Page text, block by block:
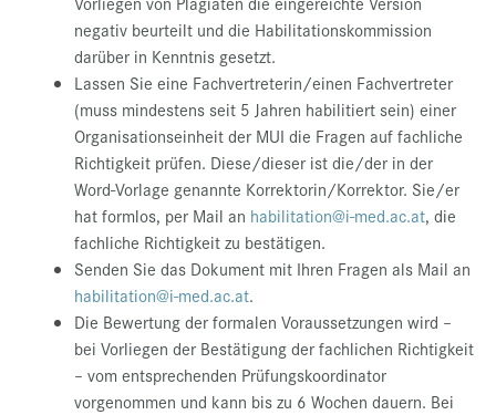
negativ beurteilt und die Habilitationskommission
darüber in Kenntnis gesetzt.
Lassen Sie eine Fachvertreterin/einen Fachvertreter
(muss mindestens seit 5 Jahren habilitiert sein) einer
Organisationseinheit der MUI die Fragen auf fachliche
Richtigkeit prüfen. Diese/dieser ist die/der in der
Word-Vorlage genannte Korrektorin/Korrektor. Sie/er
hat formlos, per Mail an habilitation@i-med.ac.at, die
fachliche Richtigkeit zu bestätigen.
Senden Sie das Dokument mit Ihren Fragen als Mail an
habilitation@i-med.ac.at.
Die Bewertung der formalen Voraussetzungen wird –
bei Vorliegen der Bestätigung der fachlichen Richtigkeit
– vom entsprechenden Prüfungskoordinator
vorgenommen und kann bis zu 6 Wochen dauern. Bei